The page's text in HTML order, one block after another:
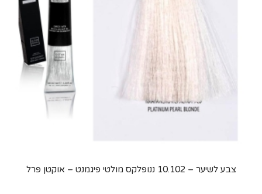
צבע לשיער – 10.102 ננופלקס מולטי פיגמנט – אוקטן פרל